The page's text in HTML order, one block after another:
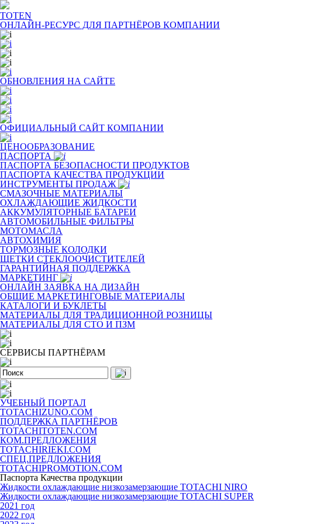
TOTEN
ОНЛАЙН-РЕСУРС ДЛЯ ПАРТНЁРОВ КОМПАНИИ
ОБНОВЛЕНИЯ НА САЙТЕ
ОФИЦИАЛЬНЫЙ САЙТ КОМПАНИИ
ЦЕНООБРАЗОВАНИЕ
ПАСПОРТА
ПАСПОРТА БЕЗОПАСНОСТИ ПРОДУКТОВ
ПАСПОРТА КАЧЕСТВА ПРОДУКЦИИ
ИНСТРУМЕНТЫ ПРОДАЖ
СМАЗОЧНЫЕ МАТЕРИАЛЫ
ОХЛАЖДАЮЩИЕ ЖИДКОСТИ
АККУМУЛЯТОРНЫЕ БАТАРЕИ
АВТОМОБИЛЬНЫЕ ФИЛЬТРЫ
МОТОМАСЛА
АВТОХИМИЯ
ТОРМОЗНЫЕ КОЛОДКИ
ЩЕТКИ СТЕКЛООЧИСТИТЕЛЕЙ
ГАРАНТИЙНАЯ ПОДДЕРЖКА
МАРКЕТИНГ
ОНЛАЙН ЗАЯВКА НА ДИЗАЙН
ОБЩИЕ МАРКЕТИНГОВЫЕ МАТЕРИАЛЫ
КАТАЛОГИ И БУКЛЕТЫ
МАТЕРИАЛЫ ДЛЯ ТРАДИЦИОННОЙ РОЗНИЦЫ
МАТЕРИАЛЫ ДЛЯ СТО И ПЗМ
СЕРВИСЫ ПАРТНЁРАМ
УЧЕБНЫЙ ПОРТАЛ
TOTACHIZUNO.COM
ПОДДЕРЖКА ПАРТНЁРОВ
TOTACHITOTEN.COM
КОМ.ПРЕДЛОЖЕНИЯ
TOTACHIRIEKI.COM
СПЕЦ.ПРЕДЛОЖЕНИЯ
TOTACHIPROMOTION.COM
Паспорта Качества продукции
Жидкости охлаждающие низкозамерзающие TOTACHI NIRO
Жидкости охлаждающие низкозамерзающие TOTACHI SUPER
2021 год
2022 год